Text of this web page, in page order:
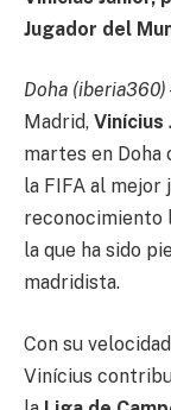
Jugador del
Doha (iberia360)
Madrid, Vinícius
martes en
la FIFA al mejor
reconocimiento
la que ha sido
madridista.
Con su
Vinícius